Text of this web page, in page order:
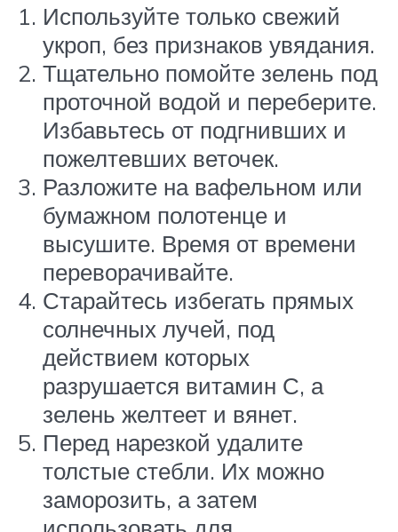
Используйте только свежий
укроп, без признаков увядания.
Тщательно помойте зелень под
проточной водой и переберите.
Избавьтесь от подгнивших и
пожелтевших веточек.
Разложите на вафельном или
бумажном полотенце и
высушите. Время от времени
переворачивайте.
Старайтесь избегать прямых
солнечных лучей, под
действием которых
разрушается витамин С, а
зелень желтеет и вянет.
Перед нарезкой удалите
толстые стебли. Их можно
заморозить, а затем